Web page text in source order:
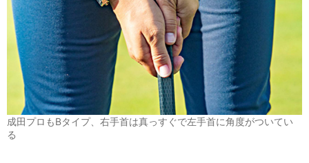
成田プロもBタイプ、右手首は真っすぐで左手首に角度がついてい
る